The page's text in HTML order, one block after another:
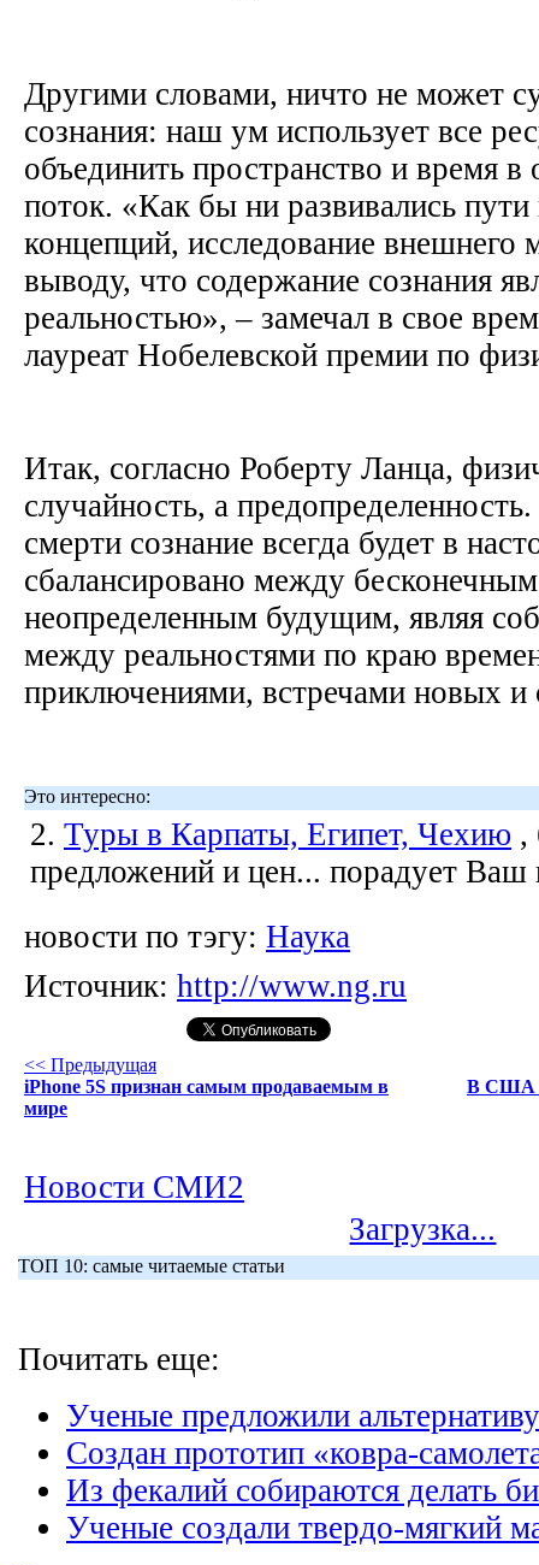
Другими словами, ничто не может
сознания: наш ум использует все
объединить пространство и время
поток. «Как бы ни развивались
концепций, исследование внешнего
выводу, что содержание сознания
реальностью», – замечал в свое
лауреат Нобелевской премии по
Итак, согласно Роберту Ланца,
случайность, а
смерти сознание всегда будет в
сбалансировано между
неопределенным будущим, являя
между реальностями по краю
приключениями, встречами новых
Это интересно:
2. Туры в Карпаты, Египет, Чехию ,
предложений и цен... порадует Ваш
новости по тэгу: Наука
Источник: http://www.ng.ru
<< Предыдущая
iPhone 5S признан самым продаваемым в
мире
В США
Новости СМИ2
Загрузка...
ТОП 10: самые читаемые статьи
Почитать еще:
Ученые предложили
Создан прототип «ковра-
Из фекалий собираются делать
Ученые создали твердо-мягкий